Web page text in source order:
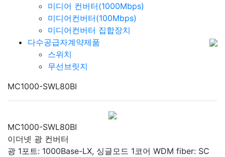
미디어 컨버터(1000Mbps)
미디어컨버터(100Mbps)
미디어컨버터 집합장치
다수공급자계약제품
스위치
무선브릿지
MC1000-SWL80BI
MC1000-SWL80BI
이더넷 광 컨버터
광 1포트: 1000Base-LX, 싱글모드 1코어 WDM fiber: SC